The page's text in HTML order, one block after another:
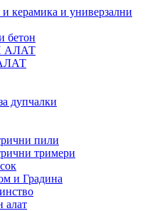
и керамика и универзални
бетон
АЛАТ
дупчалки
пили
тримери
и Градина
алат